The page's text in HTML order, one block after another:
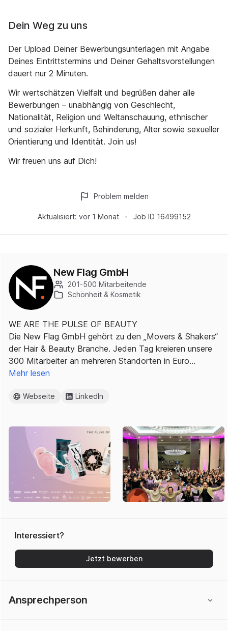
Dein Weg zu uns
Der Upload Deiner Bewerbungsunterlagen mit Angabe
Deines Eintrittstermins und Deiner Gehaltsvorstellungen
dauert nur 2 Minuten.
Wir wertschätzen Vielfalt und begrüßen daher alle
Bewerbungen – unabhängig von Geschlecht,
Nationalität, Religion und Weltanschauung, ethnischer
und sozialer Herkunft, Behinderung, Alter sowie sexueller
Orientierung und Identität. Join us!
Wir freuen uns auf Dich!
Aktualisiert: vor 1 Monat Job ID 16499152
Problem melden
New Flag GmbH
201-500 Mitarbeitende
Schönheit & Kosmetik
WE ARE THE PULSE OF BEAUTY
Die New Flag GmbH gehört zu den „Movers & Shakers“
der Hair & Beauty Branche. Jeden Tag kreieren unsere
300 Mitarbeiter an mehreren Standorten in Euro…
Mehr lesen
Webseite LinkedIn
Interessiert?
Jetzt bewerben
Ansprechperson